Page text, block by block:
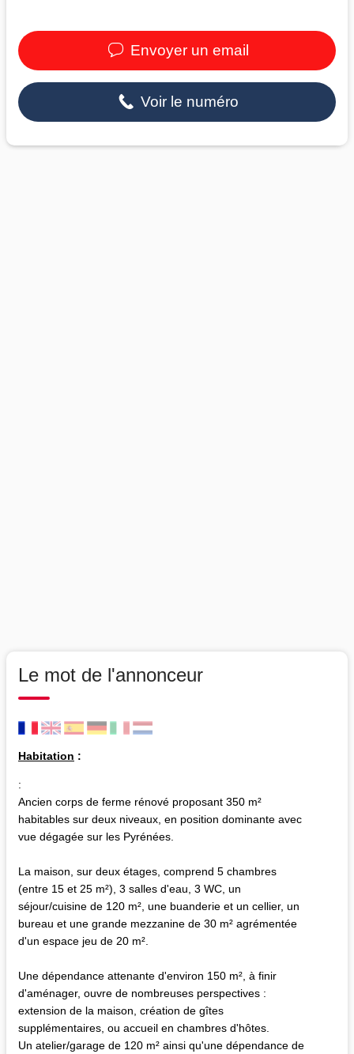
Envoyer un email
Voir le numéro
Le mot de l'annonceur
Habitation :
:
Ancien corps de ferme rénové proposant 350 m²
habitables sur deux niveaux, en position dominante avec
vue dégagée sur les Pyrénées.
La maison, sur deux étages, comprend 5 chambres
(entre 15 et 25 m²), 3 salles d'eau, 3 WC, un
séjour/cuisine de 120 m², une buanderie et un cellier, un
bureau et une grande mezzanine de 30 m² agrémentée
d'un espace jeu de 20 m².
Une dépendance attenante d'environ 150 m², à finir
d'aménager, ouvre de nombreuses perspectives :
extension de la maison, création de gîtes
supplémentaires, ou accueil en chambres d'hôtes.
Un atelier/garage de 120 m² ainsi qu'une dépendance de